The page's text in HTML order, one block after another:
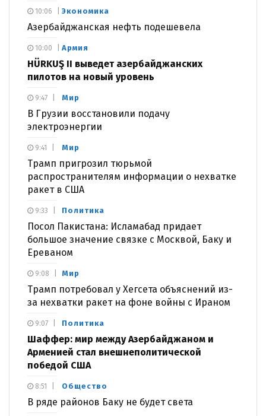
Экономика
Азербайджанская нефть подешевела
10:06
Армия
HÜRKUŞ II выведет азербайджанских
пилотов на новый уровень
10:00
Мир
В Грузии восстановили подачу
электроэнергии
9:47
Мир
Трамп пригрозил тюрьмой
распространителям информации о нехватке
ракет в США
9:41
Политика
Посол Пакистана: Исламабад придает
большое значение связке с Москвой, Баку и
Ереваном
9:33
Мир
Трамп потребовал у Хегсета объяснений из-
за нехватки ракет на фоне войны с Ираном
9:08
Политика
Шаффер: мир между Азербайджаном и
Арменией стал внешнеполитической
победой США
9:07
Общество
В ряде районов Баку не будет света
8:51